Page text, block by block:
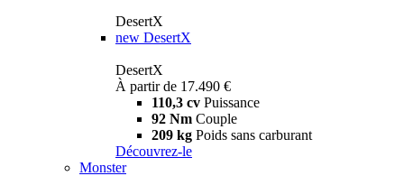
DesertX
new DesertX
DesertX
À partir de 17.490 €
110,3 cv Puissance
92 Nm Couple
209 kg Poids sans carburant
Découvrez-le
Monster